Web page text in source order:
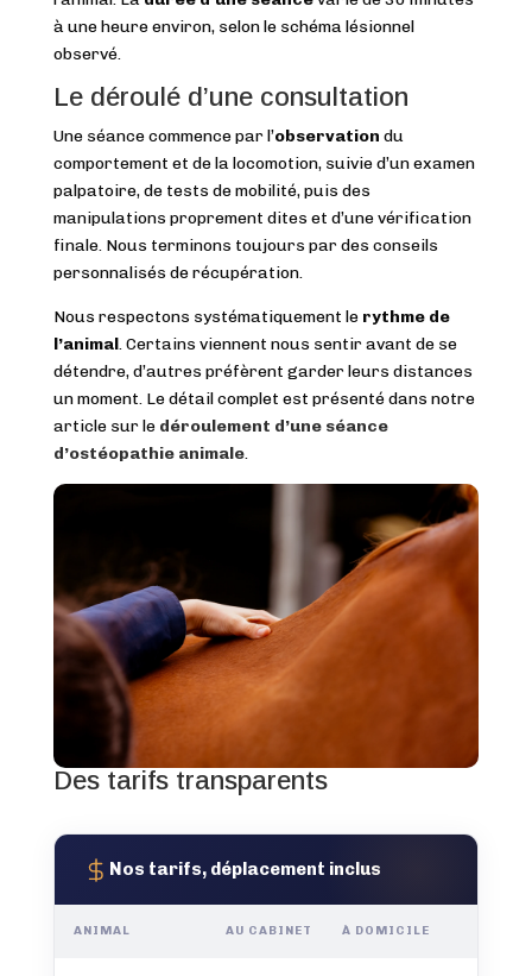
à une heure environ, selon le schéma lésionnel
observé.
Le déroulé d’une consultation
Une séance commence par l’observation du
comportement et de la locomotion, suivie d’un examen
palpatoire, de tests de mobilité, puis des
manipulations proprement dites et d’une vérification
finale. Nous terminons toujours par des conseils
personnalisés de récupération.
Nous respectons systématiquement le rythme de
l’animal. Certains viennent nous sentir avant de se
détendre, d’autres préfèrent garder leurs distances
un moment. Le détail complet est présenté dans notre
article sur le déroulement d’une séance
d’ostéopathie animale.
Des tarifs transparents
Nos tarifs, déplacement inclus
ANIMAL AU CABINET À DOMICILE